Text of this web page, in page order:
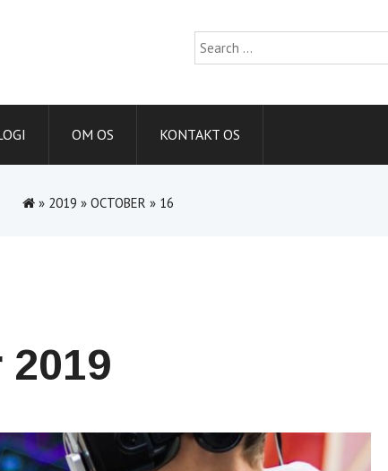
Search
for:
OM OS KONTAKT OS
» 2019 »OCTOBER » 16
2019